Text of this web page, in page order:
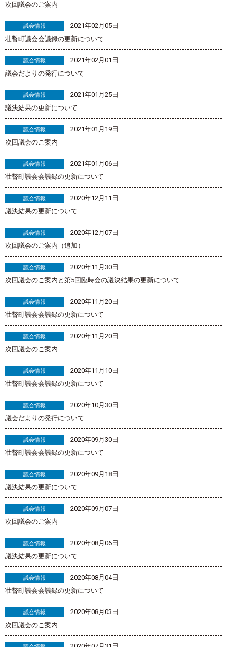
次回議会のご案内
議会情報
2021年02月05日
壮瞥町議会会議録の更新について
議会情報
2021年02月01日
議会だよりの発行について
議会情報
2021年01月25日
議決結果の更新について
議会情報
2021年01月19日
次回議会のご案内
議会情報
2021年01月06日
壮瞥町議会会議録の更新について
議会情報
2020年12月11日
議決結果の更新について
議会情報
2020年12月07日
次回議会のご案内（追加）
議会情報
2020年11月30日
次回議会のご案内と第5回臨時会の議決結果の更新について
議会情報
2020年11月20日
壮瞥町議会会議録の更新について
議会情報
2020年11月20日
次回議会のご案内
議会情報
2020年11月10日
壮瞥町議会会議録の更新について
議会情報
2020年10月30日
議会だよりの発行について
議会情報
2020年09月30日
壮瞥町議会会議録の更新について
議会情報
2020年09月18日
議決結果の更新について
議会情報
2020年09月07日
次回議会のご案内
議会情報
2020年08月06日
議決結果の更新について
議会情報
2020年08月04日
壮瞥町議会会議録の更新について
議会情報
2020年08月03日
次回議会のご案内